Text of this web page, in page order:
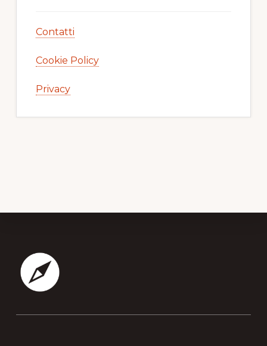
Contatti
Cookie Policy
Privacy